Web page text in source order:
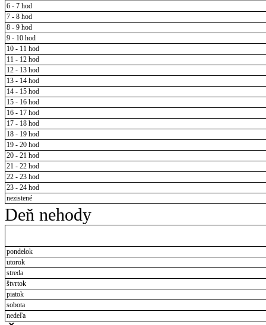
6 - 7 hod
7 - 8 hod
8 - 9 hod
9 - 10 hod
10 - 11 hod
11 - 12 hod
12 - 13 hod
13 - 14 hod
14 - 15 hod
15 - 16 hod
16 - 17 hod
17 - 18 hod
18 - 19 hod
19 - 20 hod
20 - 21 hod
21 - 22 hod
22 - 23 hod
23 - 24 hod
nezistené
Deň nehody
pondelok
utorok
streda
štvrtok
piatok
sobota
nedeľa